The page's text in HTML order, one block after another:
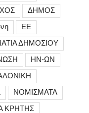
ΔΗΜΟΣ
ΕΕ
ΔΗΜΟΣΙΟΥ
ΗΝ-ΩΝ
ΝΟΜΙΣΜΑΤΑ
ΚΡΗΤΗΣ